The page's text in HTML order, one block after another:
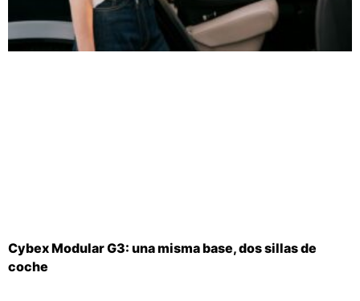
Cybex Modular G3: una misma base, dos sillas de
coche